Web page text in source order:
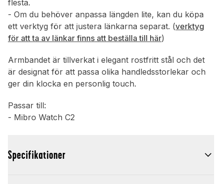
flesta.
- Om du behöver anpassa längden lite, kan du köpa
ett verktyg för att justera länkarna separat. (verktyg
för att ta av länkar finns att beställa till här)
Armbandet är tillverkat i elegant rostfritt stål och det
är designat för att passa olika handledsstorlekar och
ger din klocka en personlig touch.
Passar till:
- Mibro Watch C2
Specifikationer